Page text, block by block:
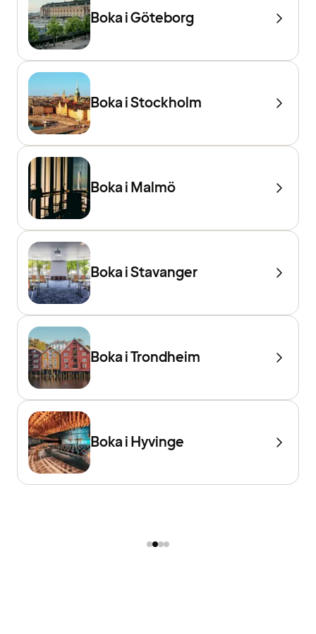
Boka i Göteborg
Boka i Stockholm
Boka i Malmö
Boka i Stavanger
Boka i Trondheim
Boka i Hyvinge